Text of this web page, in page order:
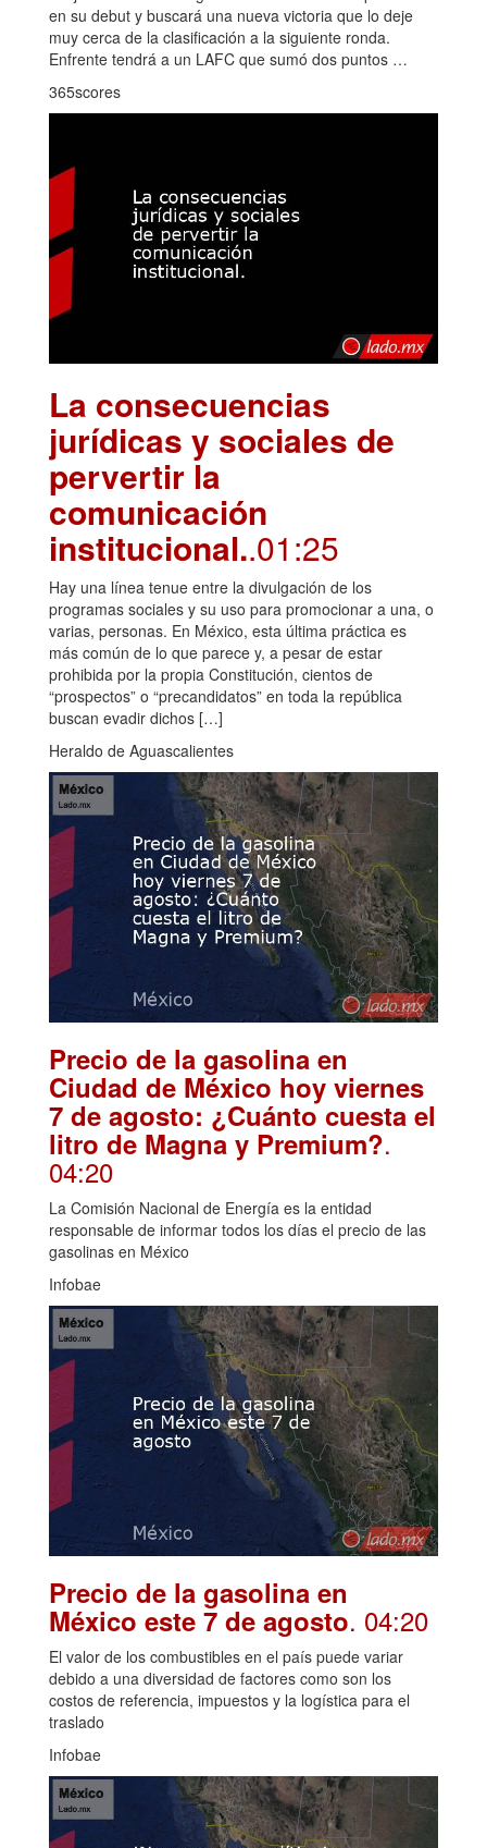
en su debut y buscará una nueva victoria que lo deje
muy cerca de la clasificación a la siguiente ronda.
Enfrente tendrá a un LAFC que sumó dos puntos …
365scores
La consecuencias
jurídicas y sociales de
pervertir la
comunicación
institucional..01:25
Hay una línea tenue entre la divulgación de los
programas sociales y su uso para promocionar a una, o
varias, personas. En México, esta última práctica es
más común de lo que parece y, a pesar de estar
prohibida por la propia Constitución, cientos de
“prospectos” o “precandidatos” en toda la república
buscan evadir dichos […]
Heraldo de Aguascalientes
Precio de la gasolina en
Ciudad de México hoy viernes
7 de agosto: ¿Cuánto cuesta el
litro de Magna y Premium?.
04:20
La Comisión Nacional de Energía es la entidad
responsable de informar todos los días el precio de las
gasolinas en México
Infobae
Precio de la gasolina en
México este 7 de agosto. 04:20
El valor de los combustibles en el país puede variar
debido a una diversidad de factores como son los
costos de referencia, impuestos y la logística para el
traslado
Infobae